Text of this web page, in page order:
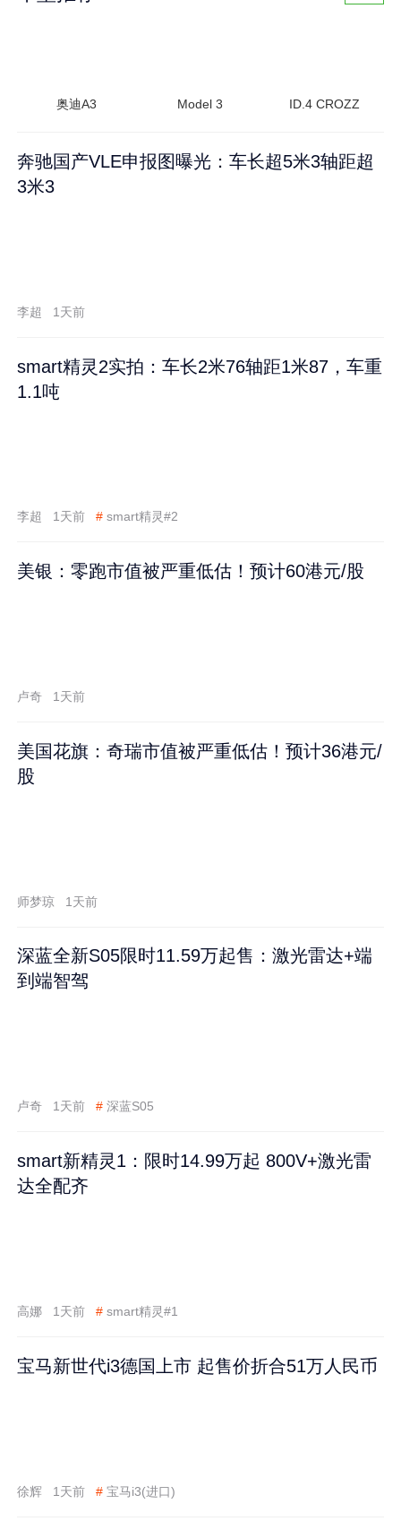
奥迪A3 Model 3 ID.4 CROZZ
奔驰国产VLE申报图曝光：车长超5米3轴距超
3米3
李超 1天前
smart精灵2实拍：车长2米76轴距1米87，车重
1.1吨
李超 1天前 # smart精灵#2
美银：零跑市值被严重低估！预计60港元/股
卢奇 1天前
美国花旗：奇瑞市值被严重低估！预计36港元/
股
师梦琼 1天前
深蓝全新S05限时11.59万起售：激光雷达+端
到端智驾
卢奇 1天前 # 深蓝S05
smart新精灵1：限时14.99万起 800V+激光雷
达全配齐
高娜 1天前 # smart精灵#1
宝马新世代i3德国上市 起售价折合51万人民币
徐辉 1天前 # 宝马i3(进口)